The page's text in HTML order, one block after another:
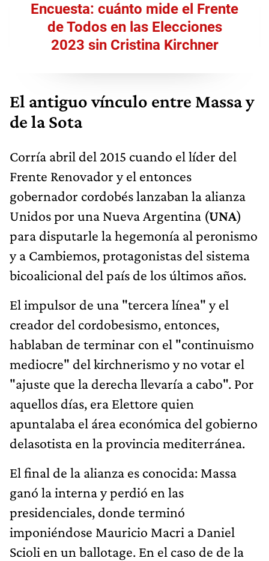
Encuesta: cuánto mide el Frente
de Todos en las Elecciones
2023 sin Cristina Kirchner
El antiguo vínculo entre Massa y
de la Sota
Corría abril del 2015 cuando el líder del
Frente Renovador y el entonces
gobernador cordobés lanzaban la alianza
Unidos por una Nueva Argentina (UNA)
para disputarle la hegemonía al peronismo
y a Cambiemos, protagonistas del sistema
bicoalicional del país de los últimos años.
El impulsor de una "tercera línea" y el
creador del cordobesismo, entonces,
hablaban de terminar con el "continuismo
mediocre" del kirchnerismo y no votar el
"ajuste que la derecha llevaría a cabo". Por
aquellos días, era Elettore quien
apuntalaba el área económica del gobierno
delasotista en la provincia mediterránea.
El final de la alianza es conocida: Massa
ganó la interna y perdió en las
presidenciales, donde terminó
imponiéndose Mauricio Macri a Daniel
Scioli en un ballotage. En el caso de de la